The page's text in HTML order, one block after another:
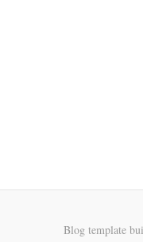
Blog template